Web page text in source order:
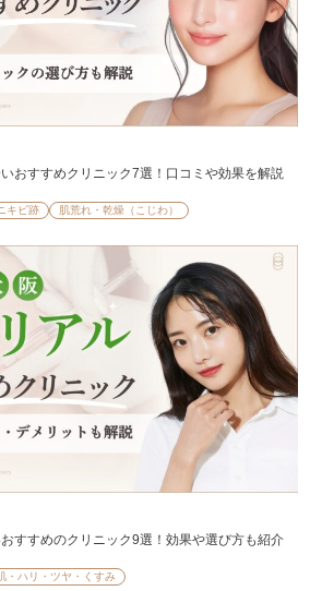
おすすめクリニック7選！口コミや効果を解説
キビ跡 肌荒れ・乾燥（こじわ）
すすめのクリニック9選！効果や選び方も紹介
・ハリ・ツヤ・くすみ